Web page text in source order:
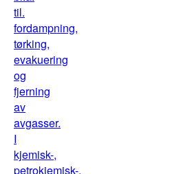
til.
fordampning,
tørking,
evakuering
og
fjerning
av
avgasser.
I
kjemisk-,
petrokjemisk-,